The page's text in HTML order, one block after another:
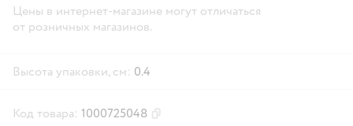
Цены в интернет-магазине могут отличаться
от розничных магазинов.
Высота упаковки, см: 0.4
Код товара: 1000725048